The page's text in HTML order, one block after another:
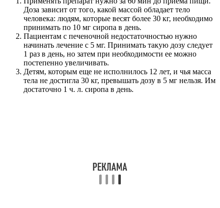
Доза зависит от того, какой массой обладает тело
человека: людям, которые весят более 30 кг, необходимо
принимать по 10 мг сиропа в день.
Пациентам с печеночной недостаточностью нужно
начинать лечение с 5 мг. Принимать такую дозу следует
1 раз в день, но затем при необходимости ее можно
постепенно увеличивать.
Детям, которым еще не исполнилось 12 лет, и чья масса
тела не достигла 30 кг, превышать дозу в 5 мг нельзя. Им
достаточно 1 ч. л. сиропа в день.